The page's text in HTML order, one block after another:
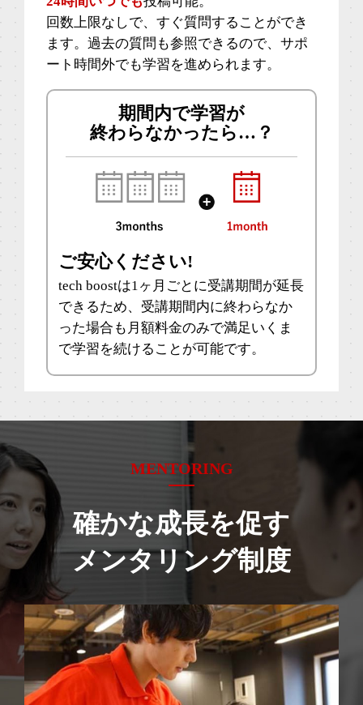
回数上限なしで、すぐ質問することができ
ます。過去の質問も参照できるので、サポ
ート時間外でも学習を進められます。
期間内で学習が
終わらなかったら…？
ご安心ください!
tech boostは1ヶ月ごとに受講期間が延長
できるため、受講期間内に終わらなか
った場合も月額料金のみで満足いくま
で学習を続けることが可能です。
MENTORING
確かな成長を促す
メンタリング制度